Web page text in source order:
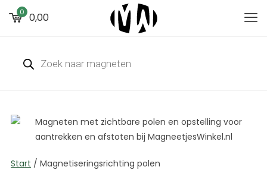
0 0,00
Start / Magnetiseringsrichting polen